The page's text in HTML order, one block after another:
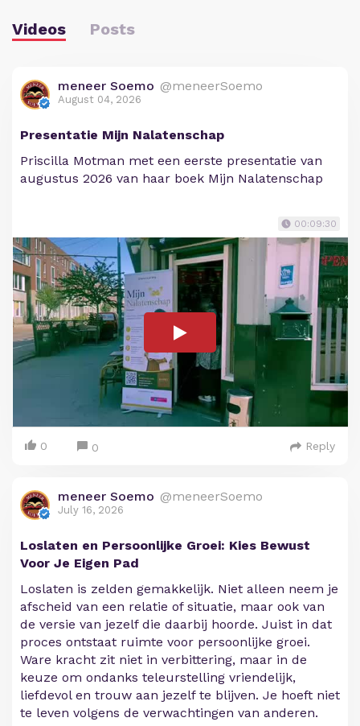
Videos Posts
meneer Soemo @meneerSoemo
August 04, 2026
Presentatie Mijn Nalatenschap
Priscilla Motman met een eerste presentatie van
augustus 2026 van haar boek Mijn Nalatenschap
00:09:30
0 0 Reply
meneer Soemo @meneerSoemo
July 16, 2026
Loslaten en Persoonlijke Groei: Kies Bewust
Voor Je Eigen Pad
Loslaten is zelden gemakkelijk. Niet alleen neem je
afscheid van een relatie of situatie, maar ook van
de versie van jezelf die daarbij hoorde. Juist in dat
proces ontstaat ruimte voor persoonlijke groei.
Ware kracht zit niet in verbittering, maar in de
keuze om ondanks teleurstelling vriendelijk,
liefdevol en trouw aan jezelf te blijven. Je hoeft niet
te leven volgens de verwachtingen van anderen.